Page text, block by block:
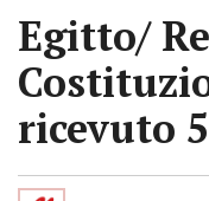
Egitto/
ricevuto